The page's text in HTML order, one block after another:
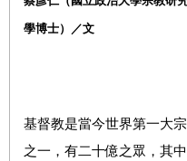
學博士）／文
基督教是當今世界第一大
之一，有二十億之眾，其